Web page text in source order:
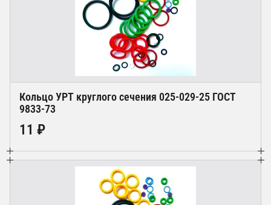
Кольцо УРТ круглого сечения 025-029-25 ГОСТ
9833-73
11 ₽